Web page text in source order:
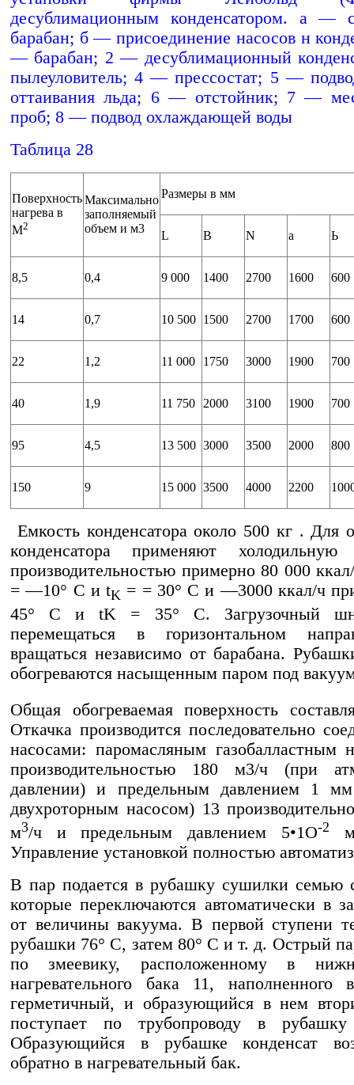
десублимационным конденсатором. а —
барабан; б — присоединение насосов н
— барабан; 2 — десублимационный
пылеуловитель; 4 — прессостат; 5 —
оттаивания льда; 6 — отстойник; 7 —
проб; 8 — подвод охлаждающей воды
Таблица 28
Поверхность
нагрева в
M2
Максимально
заполняемый
объем и м3
Размеры в мм
L В N а Ь
8,5 0,4 9 000 1400 2700 1600 600
14 0,7 10 500 1500 2700 1700 600
22 1,2 11 000 1750 3000 1900 700
40 1,9 11 750 2000 3100 1900 700
95 4,5 13 500 3000 3500 2000 800
150 9 15 000 3500 4000 2200
Емкость конденсатора около 500 кг . Для
конденсатора применяют холодильную
производительностью примерно 80 000
= —10° С и tK = = 30° С и —3000 ккал/ч
45° С и tK = 35° С. Загрузочный
перемещаться в горизонтальном
вращаться независимо от барабана.
обогреваются насыщенным паром под
Общая обогреваемая поверхность
Откачка производится последовательно
насосами: паромасляным газобалластным
производительностью 180 м3/ч (при
давлении) и предельным давлением 1
двухроторным насосом) 13
м3/ч и предельным давлением 5•1O-2
Управление установкой полностью
В пар подается в рубашку сушилки семью
которые переключаются автоматически в
от величины вакуума. В первой ступени
рубашки 76° С, затем 80° С и т. д. Острый
по змеевику, расположенному в
нагревательного бака 11, наполненного
герметичный, и образующийся в нем
поступает по трубопроводу в
Образующийся в рубашке конденсат
обратно в нагревательный бак.